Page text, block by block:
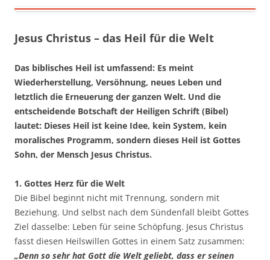
Jesus Christus – das Heil für die Welt
Das biblisches Heil ist umfassend: Es meint
Wiederherstellung, Versöhnung, neues Leben und
letztlich die Erneuerung der ganzen Welt. Und die
entscheidende Botschaft der Heiligen Schrift (Bibel)
lautet: Dieses Heil ist keine Idee, kein System, kein
moralisches Programm, sondern dieses Heil ist Gottes
Sohn, der Mensch Jesus Christus.
1. Gottes Herz für die Welt
Die Bibel beginnt nicht mit Trennung, sondern mit
Beziehung. Und selbst nach dem Sündenfall bleibt Gottes
Ziel dasselbe: Leben für seine Schöpfung. Jesus Christus
fasst diesen Heilswillen Gottes in einem Satz zusammen:
„Denn so sehr hat Gott die Welt geliebt, dass er seinen